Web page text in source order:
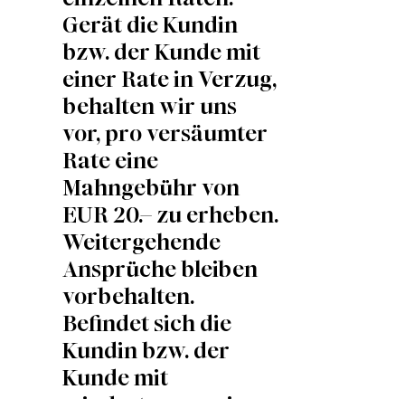
Gerät die Kundin
bzw. der Kunde mit
einer Rate in Verzug,
behalten wir uns
vor, pro versäumter
Rate eine
Mahngebühr von
EUR 20.– zu erheben.
Weitergehende
Ansprüche bleiben
vorbehalten.
Befindet sich die
Kundin bzw. der
Kunde mit